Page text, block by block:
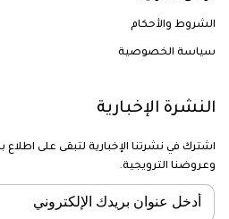
الشروط والأحكام
سياسة الخصوصية
النشرة الإخبارية
اشترك في نشرتنا الإخبارية لتبقى على اطلاع
وعروضنا الترويجية.